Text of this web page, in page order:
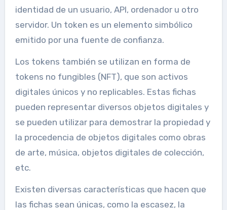
identidad de un usuario, API, ordenador u otro
servidor. Un token es un elemento simbólico
emitido por una fuente de confianza.
Los tokens también se utilizan en forma de
tokens no fungibles (NFT), que son activos
digitales únicos y no replicables. Estas fichas
pueden representar diversos objetos digitales y
se pueden utilizar para demostrar la propiedad y
la procedencia de objetos digitales como obras
de arte, música, objetos digitales de colección,
etc.
Existen diversas características que hacen que
las fichas sean únicas, como la escasez, la